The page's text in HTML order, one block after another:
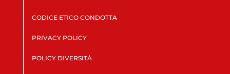
CODICE ETICO CONDOTTA
PRIVACY POLICY
POLICY DIVERSITÀ